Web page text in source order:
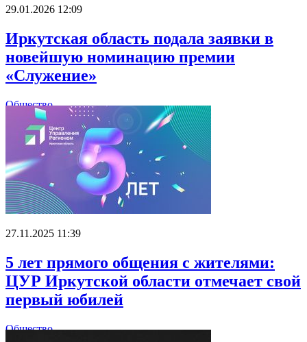
29.01.2026 12:09
Иркутская область подала заявки в
новейшую номинацию премии
«Служение»
Общество
27.11.2025 11:39
5 лет прямого общения с жителями:
ЦУР Иркутской области отмечает свой
первый юбилей
Общество